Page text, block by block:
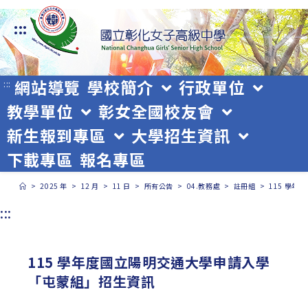
跳
轉
至
主
要
內
容
:::
::: 網站導覽 學校簡介
行政單位
教學單位
彰女全國校友會
新生報到專區
大學招生資訊
下載專區 報名專區
> 2025 年 > 12 月 > 11 日 > 所有公告 > 04.教務處 > 註冊組 > 115 學年度
:::
115 學年度國立陽明交通大學申請入學
「屯蒙組」招生資訊